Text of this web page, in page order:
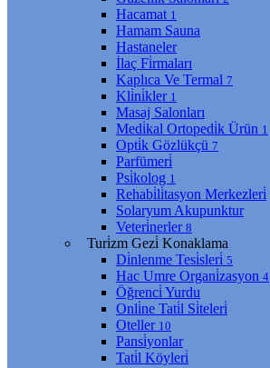
Hacamat 1
Hamam Sauna
Hastaneler
İlaç Fi̇rmaları
Kaplıca Ve Termal 7
Kli̇ni̇kler 1
Masaj Salonları
Medi̇kal Ortopedi̇k Ürün 1
Opti̇k Gözlükçü 7
Parfümeri̇
Psi̇kolog 1
Rehabi̇li̇tasyon Merkezleri̇
Solaryum Akupunktur
Veteri̇nerler 8
Turi̇zm Gezi̇ Konaklama
Di̇nlenme Tesi̇sleri̇ 5
Hac Umre Organi̇zasyon 4
Öğrenci̇ Yurdu
Onli̇ne Tati̇l Si̇teleri̇
Oteller 10
Pansi̇yonlar
Tati̇l Köyleri̇